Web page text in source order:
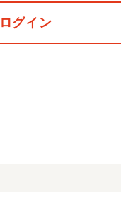
ログイン